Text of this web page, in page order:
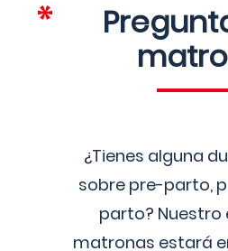
¿Tienes alguna
sobre pre-parto,
parto? Nuestro
matronas estará